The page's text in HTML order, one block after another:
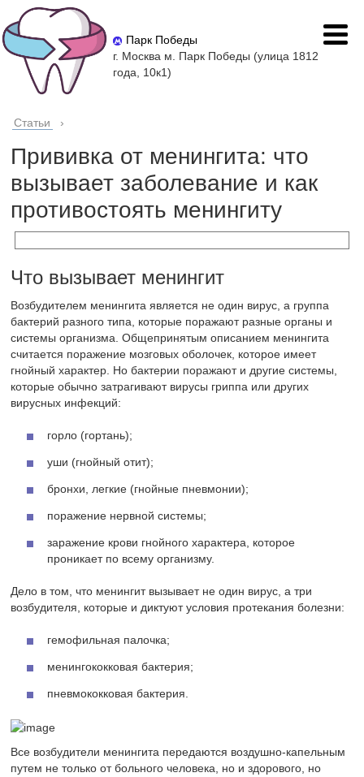
Парк Победы
г. Москва м. Парк Победы (улица 1812
года, 10к1)
Статьи ›
Прививка от менингита: что
вызывает заболевание и как
противостоять менингиту
Что вызывает менингит
Возбудителем менингита является не один вирус, а группа
бактерий разного типа, которые поражают разные органы и
системы организма. Общепринятым описанием менингита
считается поражение мозговых оболочек, которое имеет
гнойный характер. Но бактерии поражают и другие системы,
которые обычно затрагивают вирусы гриппа или других
вирусных инфекций:
горло (гортань);
уши (гнойный отит);
бронхи, легкие (гнойные пневмонии);
поражение нервной системы;
заражение крови гнойного характера, которое
проникает по всему организму.
Дело в том, что менингит вызывает не один вирус, а три
возбудителя, которые и диктуют условия протекания болезни:
гемофильная палочка;
менингококковая бактерия;
пневмококковая бактерия.
Все возбудители менингита передаются воздушно-капельным
путем не только от больного человека, но и здорового, но